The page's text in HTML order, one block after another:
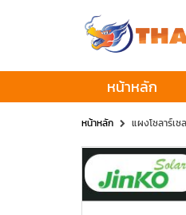
หน้าหลัก
หน้าหลัก แผงโซลาร์เซ